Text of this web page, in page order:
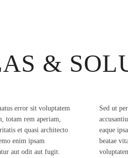
&
error sit voluptatem
totam rem aperiam,
et quasi architecto
enim ipsam
aut odit aut fugit.
Sed ut
eaque
beatae